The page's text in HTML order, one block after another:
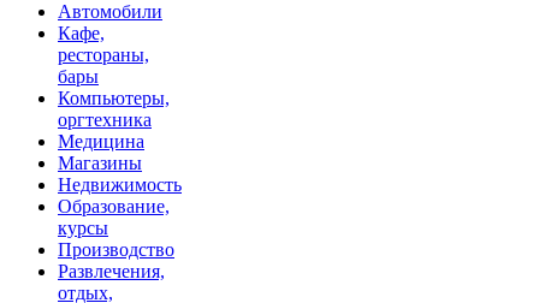
Автомобили
Кафе,
рестораны,
бары
Компьютеры,
оргтехника
Медицина
Магазины
Недвижимость
Образование,
курсы
Производство
Развлечения,
отдых,